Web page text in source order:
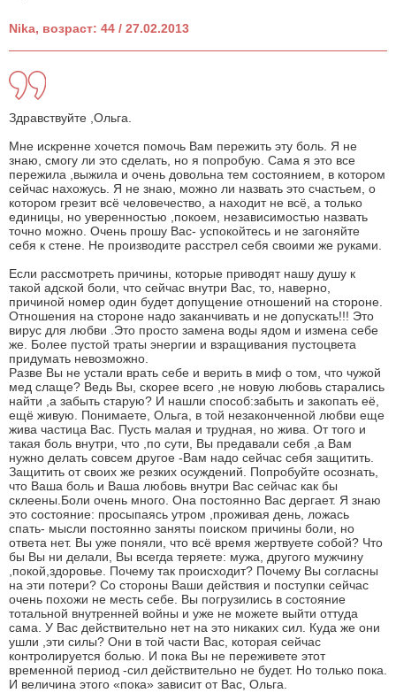
Nika, возраст: 44 / 27.02.2013
Здравствуйте ,Ольга.
Мне искренне хочется помочь Вам пережить эту боль. Я не
знаю, смогу ли это сделать, но я попробую. Сама я это все
пережила ,выжила и очень довольна тем состоянием, в котором
сейчас нахожусь. Я не знаю, можно ли назвать это счастьем, о
котором грезит всё человечество, а находит не всё, а только
единицы, но уверенностью ,покоем, независимостью назвать
точно можно. Очень прошу Вас- успокойтесь и не загоняйте
себя к стене. Не производите расстрел себя своими же руками.
Если рассмотреть причины, которые приводят нашу душу к
такой адской боли, что сейчас внутри Вас, то, наверно,
причиной номер один будет допущение отношений на стороне.
Отношения на стороне надо заканчивать и не допускать!!! Это
вирус для любви .Это просто замена воды ядом и измена себе
же. Более пустой траты энергии и взращивания пустоцвета
придумать невозможно.
Разве Вы не устали врать себе и верить в миф о том, что чужой
мед слаще? Ведь Вы, скорее всего ,не новую любовь старались
найти ,а забыть старую? И нашли способ:забыть и закопать её,
ещё живую. Понимаете, Ольга, в той незаконченной любви еще
жива частица Вас. Пусть малая и трудная, но жива. От того и
такая боль внутри, что ,по сути, Вы предавали себя ,а Вам
нужно делать совсем другое -Вам надо сейчас себя защитить.
Защитить от своих же резких осуждений. Попробуйте осознать,
что Ваша боль и Ваша любовь внутри Вас сейчас как бы
склеены.Боли очень много. Она постоянно Вас дергает. Я знаю
это состояние: просыпаясь утром ,проживая день, ложась
спать- мысли постоянно заняты поиском причины боли, но
ответа нет. Вы уже поняли, что всё время жертвуете собой? Что
бы Вы ни делали, Вы всегда теряете: мужа, другого мужчину
,покой,здоровье. Почему так происходит? Почему Вы согласны
на эти потери? Со стороны Ваши действия и поступки сейчас
очень похожи не месть себе. Вы погрузились в состояние
тотальной внутренней войны и уже не можете выйти оттуда
сама. У Вас действительно нет на это никаких сил. Куда же они
ушли ,эти силы? Они в той части Вас, которая сейчас
контролируется болью. И пока Вы не переживете этот
временной период -сил действительно не будет. Но только пока.
И величина этого «пока» зависит от Вас, Ольга.